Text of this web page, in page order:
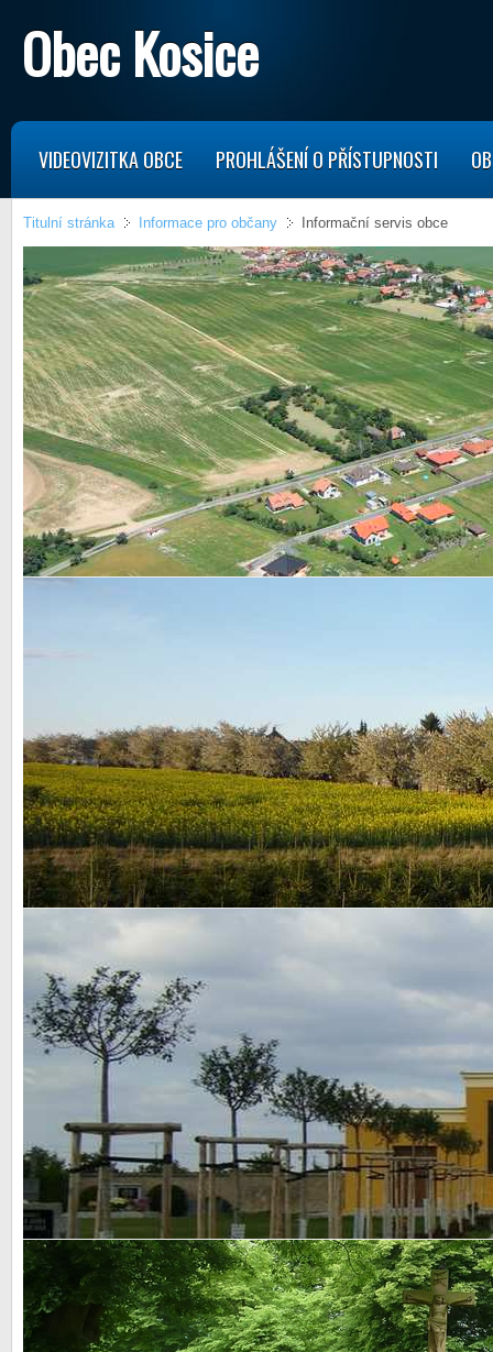
Obec Kosice
VIDEOVIZITKA OBCE PROHLÁŠENÍ O PŘÍSTUPNOSTI
Titulní stránka Informace pro občany Informační servis obce